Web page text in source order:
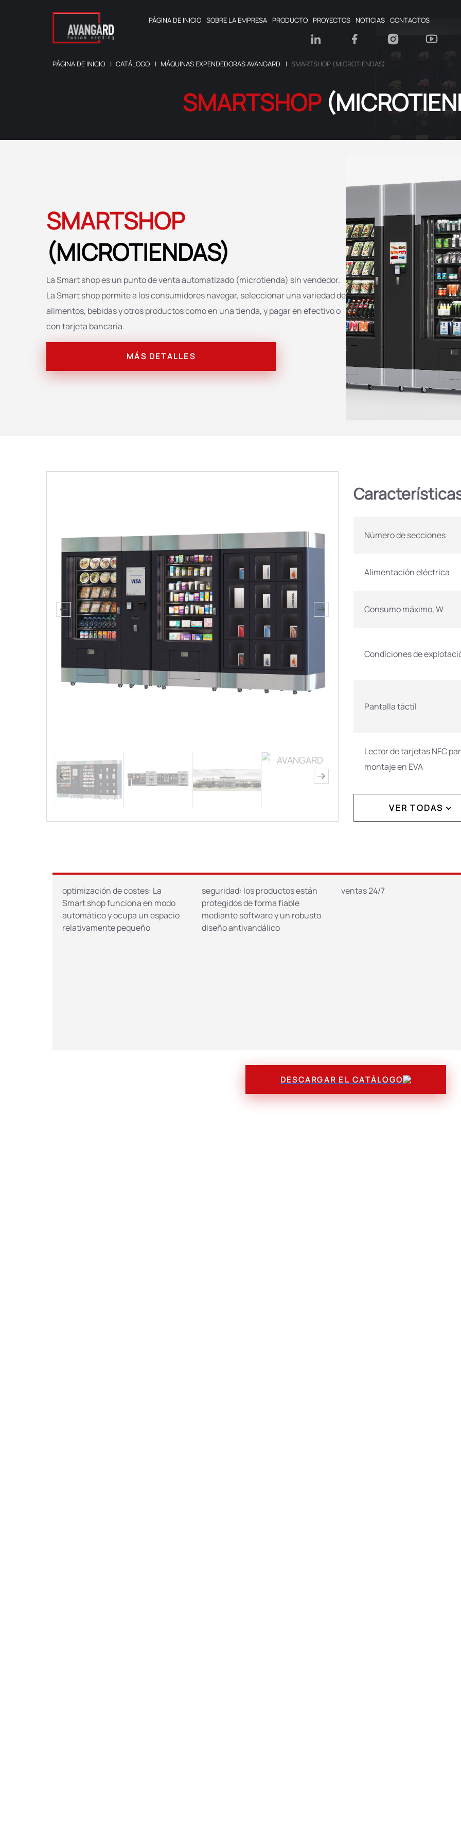
PÁGINA DE INICIO SOBRE LA EMPRESA PRODUCTO PROYECTOS NOTICIAS CONTACTOS
PÁGINA DE INICIO CATÁLOGO MÁQUINAS EXPENDEDORAS AVANGARD SMARTSHOP (MICROTIENDAS)
SMARTSHOP
SMARTSHOP
(MICROTIENDAS)
La Smart shop es un punto de venta automatizado (microtienda) sin vendedor.
La Smart shop permite a los consumidores navegar, seleccionar una variedad de
alimentos, bebidas y otros productos como en una tienda, y pagar en efectivo o
con tarjeta bancaria.
MÁS DETALLES
Número de secciones
Alimentación eléctrica
Consumo máximo, W
Condiciones de
Pantalla táctil
Lector de tarjetas NFC
montaje en EVA
* Para máquinas con
VER TODAS
optimización de costes: La
Smart shop funciona en modo
automático y ocupa un espacio
relativamente pequeño
seguridad: los productos están
protegidos de forma fiable
mediante software y un robusto
diseño antivandálico
ventas 24/7
DESCARGAR EL CATÁLOGO